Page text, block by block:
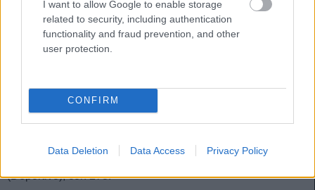
I want to allow Google to enable storage
related to security, including authentication
functionality and fraud prevention, and other
user protection.
CONFIRM
Data Deletion Data Access Privacy Policy
categoría con 25 tantos, quien alcanzó los 384 puntos. A tan
solo 27 puntos del jugador del Almería se quedó Íñigo
Vicente, fundamental en el ascenso del Racing gracias a
Otro futbolista que superó la barrera de los 300 puntos en
Comunio de Segunda fue Álex Calatrava, quien cerró el
curso con 14 goles y 7 asistencias. El quinteto de
centrocampistas del equipo ideal lo completan David
Larrubia (Málaga), con 288 puntos, y Mario Soriano
(Deportivo), con 273.